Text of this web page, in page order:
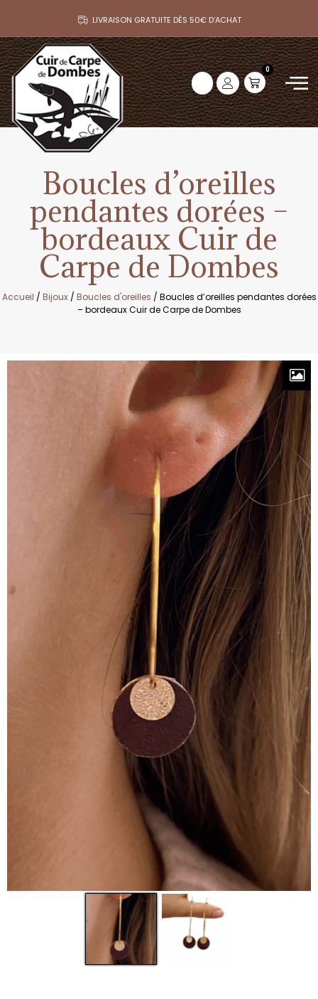
LIVRAISON GRATUITE DÈS 50€ D’ACHAT
0
Boucles d’oreilles
pendantes dorées –
bordeaux Cuir de
Carpe de Dombes
Accueil / Bijoux/ Boucles d'oreilles / Boucles d’oreilles pendantes dorées
– bordeaux Cuir de Carpe de Dombes